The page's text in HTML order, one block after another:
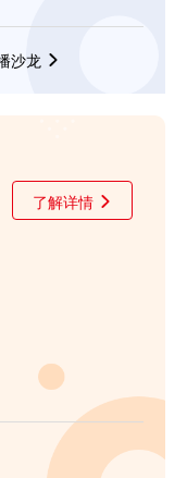
沙龙
了解详情